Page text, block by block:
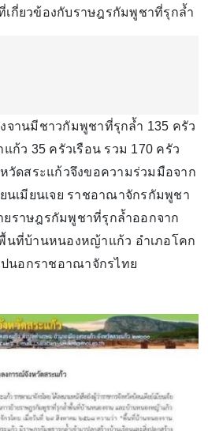
เกี่ยวข้องกับราษฎรกัมพูชาที่รุกล้ำ
จานมีชาวกัมพูชาที่รุกล้ำ 135 ครัว
ก้ว 35 ครัวเรือน รวม 170 ครัว
วัดสระแก้วจึงขอความร่วมมือจาก
นเมียนเจย ราชอาณาจักรกัมพูชา
ยราษฎรกัมพูชาที่รุกล้ำออกจาก
ที่บ้านหนองหญ้าแก้ว อำเภอโคก
นอกราชอาณาจักรไทย